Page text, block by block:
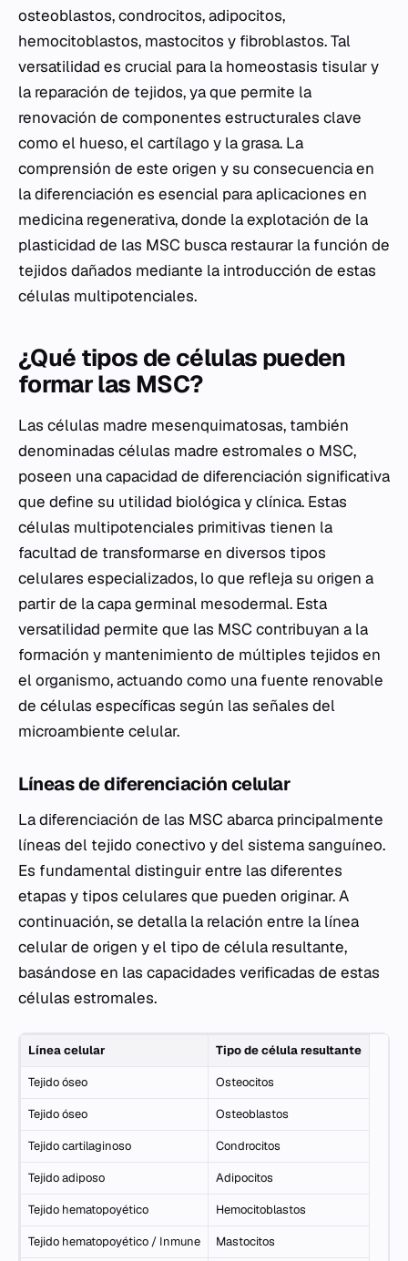
osteoblastos, condrocitos, adipocitos,
hemocitoblastos, mastocitos y fibroblastos. Tal
versatilidad es crucial para la homeostasis tisular y
la reparación de tejidos, ya que permite la
renovación de componentes estructurales clave
como el hueso, el cartílago y la grasa. La
comprensión de este origen y su consecuencia en
la diferenciación es esencial para aplicaciones en
medicina regenerativa, donde la explotación de la
plasticidad de las MSC busca restaurar la función de
tejidos dañados mediante la introducción de estas
células multipotenciales.
¿Qué tipos de células pueden
formar las MSC?
Las células madre mesenquimatosas, también
denominadas células madre estromales o MSC,
poseen una capacidad de diferenciación significativa
que define su utilidad biológica y clínica. Estas
células multipotenciales primitivas tienen la
facultad de transformarse en diversos tipos
celulares especializados, lo que refleja su origen a
partir de la capa germinal mesodermal. Esta
versatilidad permite que las MSC contribuyan a la
formación y mantenimiento de múltiples tejidos en
el organismo, actuando como una fuente renovable
de células específicas según las señales del
microambiente celular.
Líneas de diferenciación celular
La diferenciación de las MSC abarca principalmente
líneas del tejido conectivo y del sistema sanguíneo.
Es fundamental distinguir entre las diferentes
etapas y tipos celulares que pueden originar. A
continuación, se detalla la relación entre la línea
celular de origen y el tipo de célula resultante,
basándose en las capacidades verificadas de estas
células estromales.
Línea celular Tipo de célula resultante
Tejido óseo Osteocitos
Tejido óseo Osteoblastos
Tejido cartilaginoso Condrocitos
Tejido adiposo Adipocitos
Tejido hematopoyético Hemocitoblastos
Tejido hematopoyético / Inmune Mastocitos